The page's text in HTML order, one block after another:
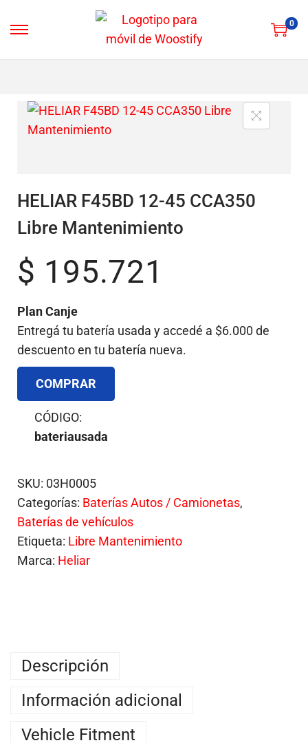
0
HELIAR F45BD 12-45 CCA350
Libre Mantenimiento
$ 195.721
Plan Canje
Entregá tu batería usada y accedé a $6.000 de
descuento en tu batería nueva.
COMPRAR
CÓDIGO:
bateriausada
SKU: 03H0005
Categorías: Baterías Autos / Camionetas,
Baterías de vehículos
Etiqueta: Libre Mantenimiento
Marca: Heliar
Descripción
Información adicional
Vehicle Fitment